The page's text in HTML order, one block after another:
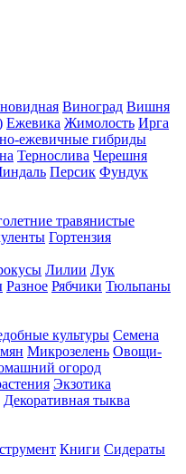
Виноград Вишня
Ежевика Жимолость Ирга
ежевичные гибриды
Тернослива Черешня
Персик Фундук
травянистые
Гортензия
Лилии Лук
Разное Рябчики Тюльпаны
культуры Семена
Микрозелень Овощи-
огород
Экзотика
Декоративная тыква
Книги Сидераты